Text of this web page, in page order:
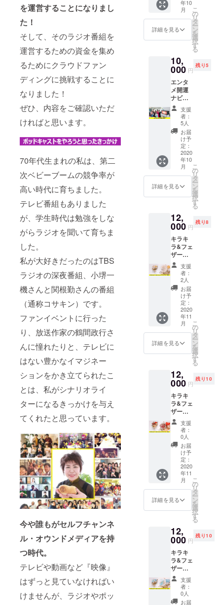
を運営することになりまし
た！
そして、そのラジオ番組を
運営するための資金を集め
るためにクラウドファン
ディングに挑戦することに
なりました！
ぜひ、内容をご確認いただ
ければと思います。
70年代生まれの私は、第二
次ベビーブームの競争率が
高い時代に育ちました。
テレビ番組もありました
が、学生時代は勉強をしな
がらラジオを聞いて育ちま
した。
私が大好きだったのはTBS
ラジオの深夜番組、小堺一
機さんと関根勤さんの番組
（通称コサキン）です。
ファンイベントに行った
り、放送作家の鶴間政行さ
んに憧れたりと、テレビに
はない豊かなイマジネー
ションをかき立てられたこ
とは、私がシナリオライ
ターになるきっかけを与え
てくれたと思っています。
今や誰もがセルフチャンネ
ル・オウンドメディアを持
つ時代。
テレビや動画など『映像』
はずっと見ていなければい
けませんが、ラジオやポッ
文字ま
で）③
長
（1000
類、で
きた
SNS用
プロ
フィー
ルは自
由に
使って
いただ
いて大
丈夫で
す。
分でお
母さん
とお子
さんの
手相を
アドバ
ます。
※内容は
個人差
があり
ます。
※日程は
メール
にて調
整させ
ていた
だきま
す。 ※
オンラ
イン
（Zoom
）での
鑑定に
母さん
とお子
さんお
二人の
両手の
写メを
ご用意
下さ
い。
年10
月
詳細を見る
こ
の
リ
タ
ー
ン
を
選
択
す
る
10,
000 円
残り5
エンタ
メ開運
ナビ
ゲー
ターの
楠木あ
さ美の
開運
ポッド
キャス
トにゲ
ストと
して出
演でき
る権利
です。
の活動
やお仕
事を番
組内で
紹介し
て開運
させて
しまい
ます！
ぜひゲ
ストに
なって
くださ
い。 ※
日程は
メール
にて調
す。 ※
場所に
よって
はオン
ライン
での収
録にな
りま
す。
支援
者：
5人
お届
け予
定：
2020
年10
月
詳細を見る
こ
の
リ
タ
ー
ン
を
選
択
す
る
12,
000 円
残り8
キラキ
ラ&フェ
ザーで
夢ふく
らむバ
ルーン
アレン
ジメン
ト（黄
色）で
す。 ア
レンジ
メン
ト・ア
ロマオ
イル付
中目黒
にある
オシャ
レなバ
ルーン
ショッ
プ・
Rouvle
Balloon
Storeさ
んとの
コラ
ボ！オ
シャレ
なイン
テリア
です。
m/store
/ ●アレ
ンジメ
ントサ
イズ：
縦約
20cm /
横約
15cm
※送料込
支援
者：
2人
お届
け予
定：
2020
年11
月
詳細を見る
こ
の
リ
タ
ー
ン
を
選
択
す
る
12,
000 円
残り10
キラキ
ラ&フェ
ザーで
夢ふく
らむバ
ルーン
アレン
ジメン
ト（赤
色）で
す。 ア
レンジ
メン
ト・ア
ロマオ
イル付
中目黒
にある
オシャ
レなバ
ルーン
ショッ
プ・
Rouvle
Balloon
Storeさ
支援
者：
0人
お届
け予
定：
2020
年11
月
詳細を見る
こ
の
リ
タ
ー
ン
を
選
択
す
る
12,
000 円
残り10
キラキ
ラ&フェ
ザーで
夢ふく
らむバ
ルーン
アレン
支援
者：
0人
お届